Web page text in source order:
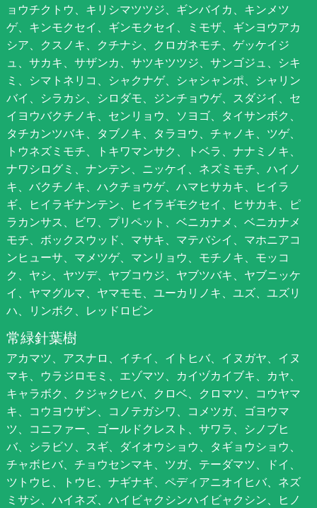
ョウチクトウ、キリシマツツジ、ギンバイカ、キンメツ
ゲ、キンモクセイ、ギンモクセイ、ミモザ、ギンヨウアカ
シア、クスノキ、クチナシ、クロガネモチ、ゲッケイジ
ュ、サカキ、サザンカ、サツキツツジ、サンゴジュ、シキ
ミ、シマトネリコ、シャクナゲ、シャシャンポ、シャリン
バイ、シラカシ、シロダモ、ジンチョウゲ、スダジイ、セ
イヨウバクチノキ、センリョウ、ソヨゴ、タイサンボク、
タチカンツバキ、タブノキ、タラヨウ、チャノキ、ツゲ、
トウネズミモチ、トキワマンサク、トベラ、ナナミノキ、
ナワシログミ、ナンテン、ニッケイ、ネズミモチ、ハイノ
キ、バクチノキ、ハクチョウゲ、ハマヒサカキ、ヒイラ
ギ、ヒイラギナンテン、ヒイラギモクセイ、ヒサカキ、ピ
ラカンサス、ビワ、プリペット、ベニカナメ、ベニカナメ
モチ、ボックスウッド、マサキ、マテバシイ、マホニアコ
ンヒューサ、マメツゲ、マンリョウ、モチノキ、モッコ
ク、ヤシ、ヤツデ、ヤブコウジ、ヤブツバキ、ヤブニッケ
イ、ヤマグルマ、ヤマモモ、ユーカリノキ、ユズ、ユズリ
ハ、リンボク、レッドロビン
常緑針葉樹
アカマツ、アスナロ、イチイ、イトヒバ、イヌガヤ、イヌ
マキ、ウラジロモミ、エゾマツ、カイヅカイブキ、カヤ、
キャラボク、クジャクヒバ、クロベ、クロマツ、コウヤマ
キ、コウヨウザン、コノテガシワ、コメツガ、ゴヨウマ
ツ、コニファー、ゴールドクレスト、サワラ、シノブヒ
バ、シラビソ、スギ、ダイオウショウ、タギョウショウ、
チャボヒバ、チョウセンマキ、ツガ、テーダマツ、ドイ、
ツトウヒ、トウヒ、ナギナギ、ペディアニオイヒバ、ネズ
ミサシ、ハイネズ、ハイビャクシンハイビャクシン、ヒノ